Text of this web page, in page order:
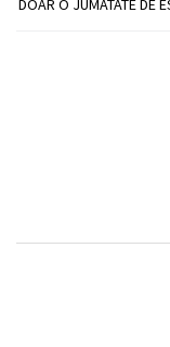
DOAR O JUMATATE DE